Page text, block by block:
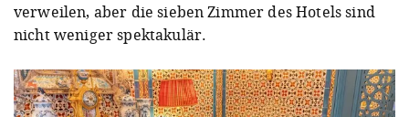
verweilen, aber die sieben Zimmer des Hotels sind
nicht weniger spektakulär.